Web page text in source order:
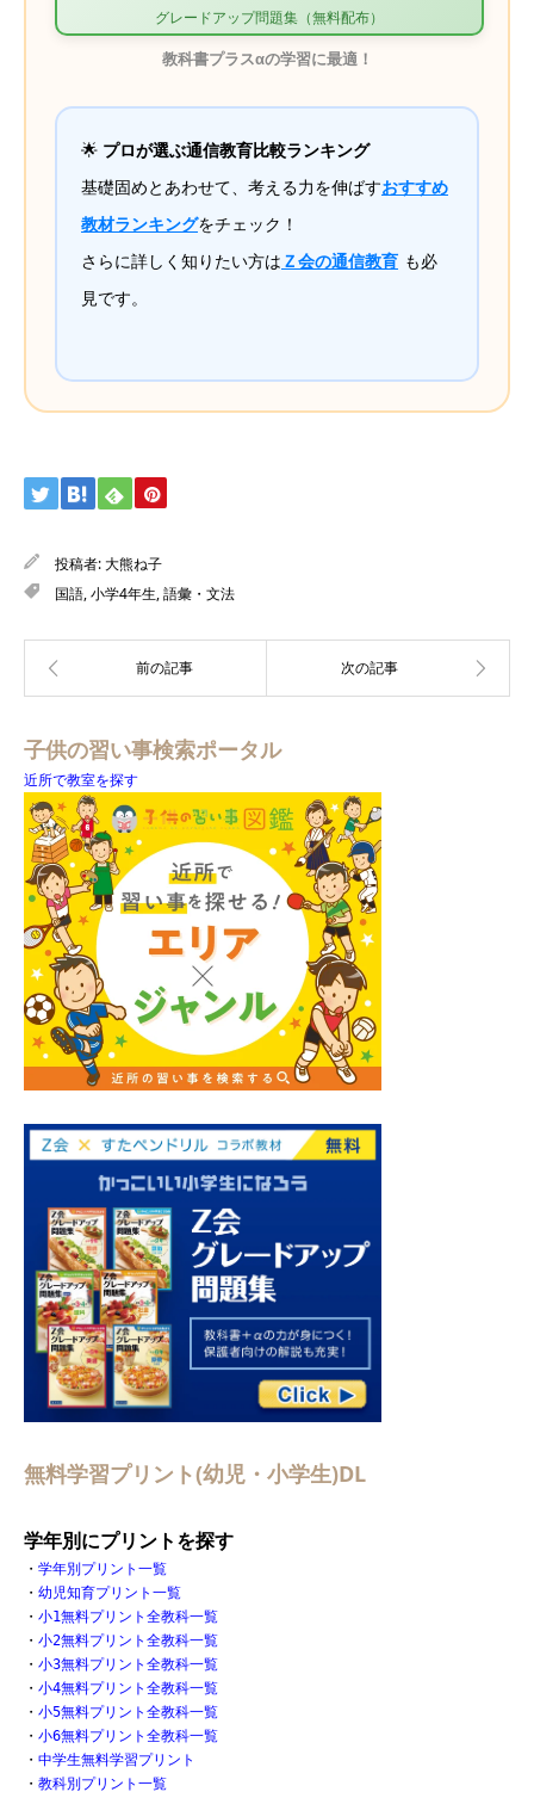
グレードアップ問題集（無料配布）
教科書プラスαの学習に最適！
🌟 プロが選ぶ通信教育比較ランキング
基礎固めとあわせて、考える力を伸ばすおすすめ
教材ランキングをチェック！
さらに詳しく知りたい方は Ｚ会の通信教育 も必
見です。
投稿者:大熊ね子
国語,小学4年生,語彙・文法
子供の習い事検索ポータル
近所で教室を探す
無料学習プリント(幼児・小学生)DL
学年別にプリントを探す
・ 学年別プリント一覧
・ 幼児知育プリント一覧
・ 小1無料プリント全教科一覧
・ 小2無料プリント全教科一覧
・ 小3無料プリント全教科一覧
・ 小4無料プリント全教科一覧
・ 小5無料プリント全教科一覧
・ 小6無料プリント全教科一覧
・ 中学生無料学習プリント
・ 教科別プリント一覧